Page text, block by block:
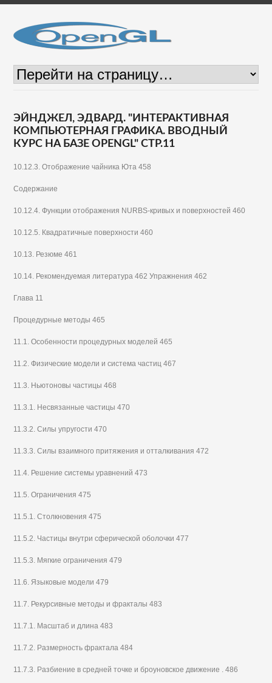
ЭЙНДЖЕЛ, ЭДВАРД. "ИНТЕРАКТИВНАЯ
КОМПЬЮТЕРНАЯ ГРАФИКА. ВВОДНЫЙ
КУРС НА БАЗЕ OPENGL" СТР.11
10.12.3. Отображение чайника Юта 458
Содержание
10.12.4. Функции отображения NURBS-кривых и поверхностей 460
10.12.5. Квадратичные поверхности 460
10.13. Резюме 461
10.14. Рекомендуемая литература 462 Упражнения 462
Глава 11
Процедурные методы 465
11.1. Особенности процедурных моделей 465
11.2. Физические модели и система частиц 467
11.3. Ньютоновы частицы 468
11.3.1. Несвязанные частицы 470
11.3.2. Силы упругости 470
11.3.3. Силы взаимного притяжения и отталкивания 472
11.4. Решение системы уравнений 473
11.5. Ограничения 475
11.5.1. Столкновения 475
11.5.2. Частицы внутри сферической оболочки 477
11.5.3. Мягкие ограничения 479
11.6. Языковые модели 479
11.7. Рекурсивные методы и фракталы 483
11.7.1. Масштаб и длина 483
11.7.2. Размерность фрактала 484
11.7.3. Разбиение в средней точке и броуновское движение . 486